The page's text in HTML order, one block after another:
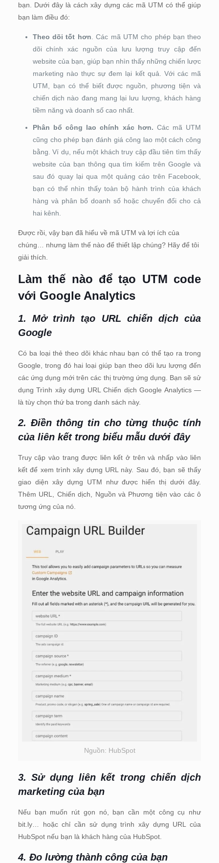
bạn. Dưới đây là cách xây dựng các mã UTM có thể giúp
bạn làm điều đó:
Theo dõi tốt hơn . Các mã UTM cho phép bạn theo
dõi chính xác nguồn của lưu lượng truy cập đến
website của bạn, giúp bạn nhìn thấy những chiến lược
marketing nào thực sự đem lại kết quả. Với các mã
UTM, bạn có thể biết được nguồn, phương tiện và
chiến dịch nào đang mang lại lưu lượng, khách hàng
tiềm năng và doanh số cao nhất.
Phân bổ công lao chính xác hơn. Các mã UTM
cũng cho phép bạn đánh giá công lao một cách công
bằng. Ví dụ, nếu một khách truy cập đầu tiên tìm thấy
website của bạn thông qua tìm kiếm trên Google và
sau đó quay lại qua một quảng cáo trên Facebook,
bạn có thể nhìn thấy toàn bộ hành trình của khách
hàng và phân bổ doanh số hoặc chuyển đổi cho cả
hai kênh.
Được rồi, vậy bạn đã hiểu về mã UTM và lợi ích của
chúng… nhưng làm thế nào để thiết lập chúng? Hãy để tôi
giải thích.
Làm thế nào để tạo UTM code
với Google Analytics
1. Mở trình tạo URL chiến dịch của
Google
Có ba loại thẻ theo dõi khác nhau bạn có thể tạo ra trong
Google, trong đó hai loại giúp bạn theo dõi lưu lượng đến
các ứng dụng mới trên các thị trường ứng dụng. Bạn sẽ sử
dụng Trình xây dựng URL Chiến dịch Google Analytics —
là tùy chọn thứ ba trong danh sách này.
2. Điền thông tin cho từng thuộc tính
của liên kết trong biểu mẫu dưới đây
Truy cập vào trang được liên kết ở trên và nhấp vào liên
kết để xem trình xây dựng URL này. Sau đó, bạn sẽ thấy
giao diện xây dựng UTM như được hiển thị dưới đây.
Thêm URL, Chiến dịch, Nguồn và Phương tiện vào các ô
tương ứng của nó.
Nguồn: HubSpot
3. Sử dụng liên kết trong chiến dịch
marketing của bạn
Nếu bạn muốn rút gọn nó, bạn cần một công cụ như
bit.ly… hoặc chỉ cần sử dụng trình xây dựng URL của
HubSpot nếu bạn là khách hàng của HubSpot.
4. Đo lường thành công của bạn